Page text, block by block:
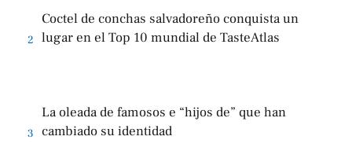
2
Coctel de conchas salvadoreño conquista un
lugar en el Top 10 mundial de TasteAtlas
3
La oleada de famosos e “hijos de” que han
cambiado su identidad